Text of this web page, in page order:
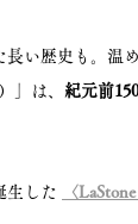
い歴史も。温
」は、 紀元前
生した 〈